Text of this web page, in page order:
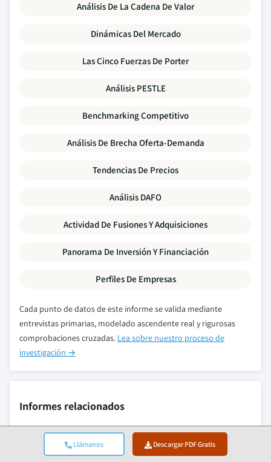
Llámanos Descargar PDF Gratis
Análisis De La Cadena De Valor
Dinámicas Del Mercado
Las Cinco Fuerzas De Porter
Análisis PESTLE
Benchmarking Competitivo
Análisis De Brecha Oferta-Demanda
Tendencias De Precios
Análisis DAFO
Actividad De Fusiones Y Adquisiciones
Panorama De Inversión Y Financiación
Perfiles De Empresas
Cada punto de datos de este informe se valida mediante
entrevistas primarias, modelado ascendente real y rigurosas
comprobaciones cruzadas. Lea sobre nuestro proceso de
investigación →
Informes relacionados
Mercado de Cascos de Motocicleta